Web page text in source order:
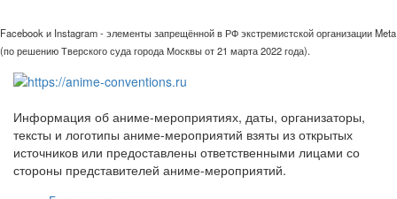
Facebook и Instagram - элементы запрещённой в РФ экстремистской организации Meta
(по решению Тверского суда города Москвы от 21 марта 2022 года).
Информация об аниме-мероприятиях, даты, организаторы,
тексты и логотипы аниме-мероприятий взяты из открытых
источников или предоставлены ответственными лицами со
стороны представителей аниме-мероприятий.